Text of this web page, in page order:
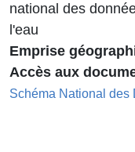
national des
l'eau
Emprise
Accès aux
Schéma National des